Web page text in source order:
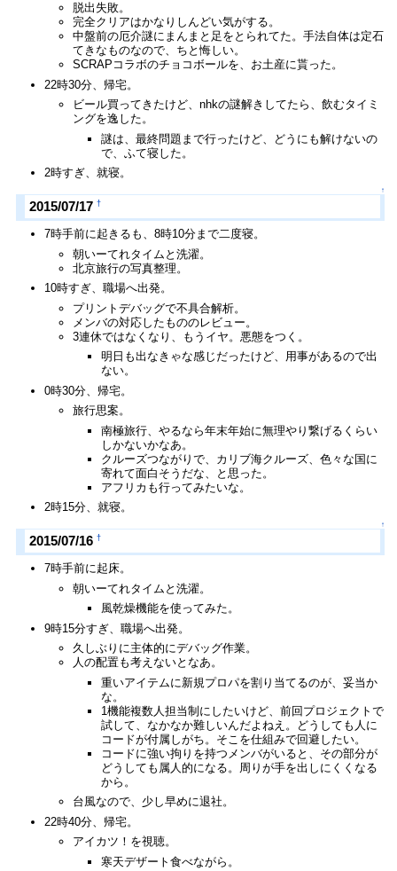
脱出失敗。
完全クリアはかなりしんどい気がする。
中盤前の厄介謎にまんまと足をとられてた。手法自体は定石
てきなものなので、ちと悔しい。
SCRAPコラボのチョコボールを、お土産に貰った。
22時30分、帰宅。
ビール買ってきたけど、nhkの謎解きしてたら、飲むタイミ
ングを逸した。
謎は、最終問題まで行ったけど、どうにも解けないの
で、ふて寝した。
2時すぎ、就寝。
↑
2015/07/17 †
7時手前に起きるも、8時10分まで二度寝。
朝いーてれタイムと洗濯。
北京旅行の写真整理。
10時すぎ、職場へ出発。
プリントデバッグで不具合解析。
メンバの対応したもののレビュー。
3連休ではなくなり、もうイヤ。悪態をつく。
明日も出なきゃな感じだったけど、用事があるので出
ない。
0時30分、帰宅。
旅行思案。
南極旅行、やるなら年末年始に無理やり繋げるくらい
しかないかなあ。
クルーズつながりで、カリブ海クルーズ、色々な国に
寄れて面白そうだな、と思った。
アフリカも行ってみたいな。
2時15分、就寝。
↑
2015/07/16 †
7時手前に起床。
朝いーてれタイムと洗濯。
風乾燥機能を使ってみた。
9時15分すぎ、職場へ出発。
久しぶりに主体的にデバッグ作業。
人の配置も考えないとなあ。
重いアイテムに新規プロパを割り当てるのが、妥当か
な。
1機能複数人担当制にしたいけど、前回プロジェクトで
試して、なかなか難しいんだよねえ。どうしても人に
コードが付属しがち。そこを仕組みで回避したい。
コードに強い拘りを持つメンバがいると、その部分が
どうしても属人的になる。周りが手を出しにくくなる
から。
台風なので、少し早めに退社。
22時40分、帰宅。
アイカツ！を視聴。
寒天デザート食べながら。